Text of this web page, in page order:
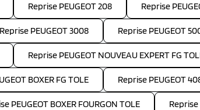
Reprise PEUGEOT 208 Reprise
Reprise PEUGEOT 3008 Reprise PEUGEOT
Reprise PEUGEOT NOUVEAU EXPERT FG
BOXER FG TOLE Reprise PEUGEOT
PEUGEOT BOXER FOURGON TOLE Reprise